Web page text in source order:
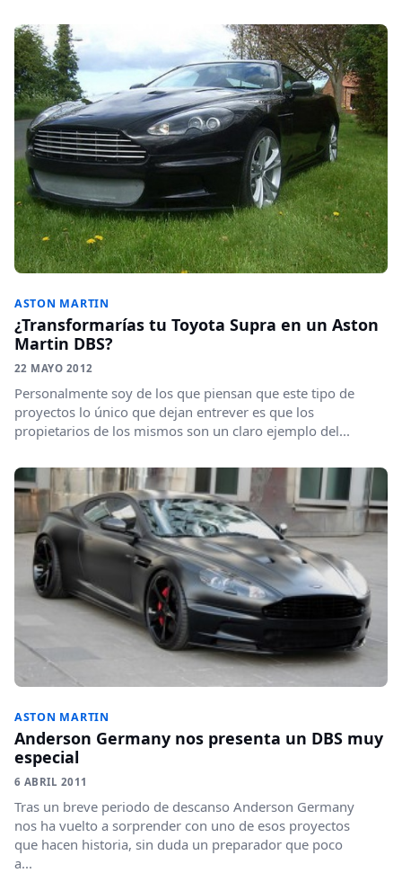
ASTON MARTIN
¿Transformarías tu Toyota Supra en un Aston
Martin DBS?
22 MAYO 2012
Personalmente soy de los que piensan que este tipo de
proyectos lo único que dejan entrever es que los
propietarios de los mismos son un claro ejemplo del...
ASTON MARTIN
Anderson Germany nos presenta un DBS muy
especial
6 ABRIL 2011
Tras un breve periodo de descanso Anderson Germany
nos ha vuelto a sorprender con uno de esos proyectos
que hacen historia, sin duda un preparador que poco
a...